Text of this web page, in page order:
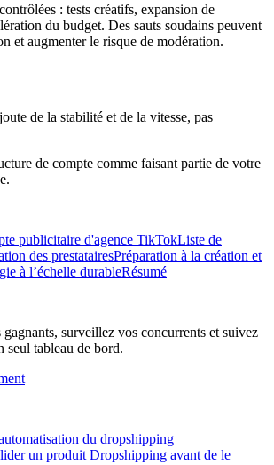
: tests créatifs, expansion de
du budget. Des sauts soudains peuvent
et augmenter le risque de modération.
de la stabilité et de la vitesse, pas
de compte comme faisant partie de votre
publicitaire d'agence TikTokListe de
des prestatairesPréparation à la création et
à l’échelle durableRésumé
surveillez vos concurrents et suivez
seul tableau de bord.
du dropshipping
un produit Dropshipping avant de le